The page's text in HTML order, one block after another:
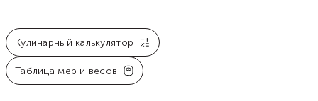
Кулинарный калькулятор
Таблица мер и весов